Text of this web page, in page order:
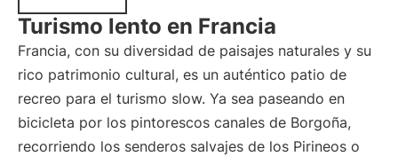
Turismo lento en Francia
Francia, con su diversidad de paisajes naturales y su
rico patrimonio cultural, es un auténtico patio de
recreo para el turismo slow. Ya sea paseando en
bicicleta por los pintorescos canales de Borgoña,
recorriendo los senderos salvajes de los Pirineos o